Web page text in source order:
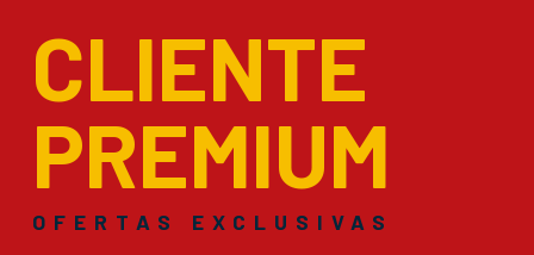
CLIENTE
PREMIUM
OFERTAS EXCLUSIVAS